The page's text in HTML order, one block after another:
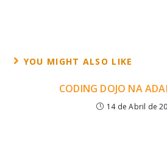
YOU MIGHT ALSO LIKE
CODING DOJO NA
14 de Abril de